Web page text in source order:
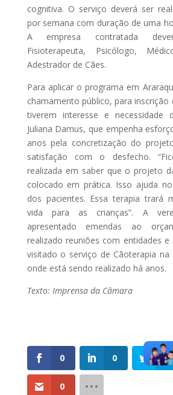
cognitiva. O serviço deverá ser
por semana com duração de uma
A empresa contratada
Fisioterapeuta, Psicólogo,
Adestrador de Cães.
Para aplicar o programa em
chamamento público, para inscrição
tiverem interesse e necessidade
Juliana Damus, que empenha
anos pela concretização do
satisfação com o desfecho.
realizada em saber que o projeto
colocado em prática. Isso ajuda
dos pacientes. Essa terapia trará
vida para as crianças”. A
apresentado emendas ao
realizado reuniões com entidades
visitado o serviço de Cãoterapia
onde está sendo realizado há anos.
Texto: Imprensa da Câmara
0 0 0
0